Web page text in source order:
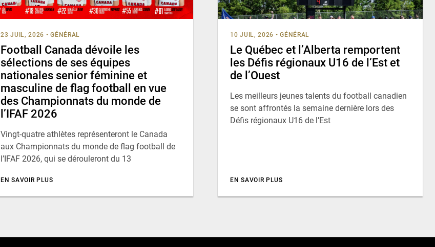
23 JUIL, 2026 • GÉNÉRAL
Football Canada dévoile les
sélections de ses équipes
nationales senior féminine et
masculine de flag football en vue
des Championnats du monde de
l’IFAF 2026
Vingt-quatre athlètes représenteront le Canada
aux Championnats du monde de flag football de
l’IFAF 2026, qui se dérouleront du 13
EN SAVOIR PLUS
10 JUIL, 2026 • GÉNÉRAL
Le Québec et l’Alberta remportent
les Défis régionaux U16 de l’Est et
de l’Ouest
Les meilleurs jeunes talents du football canadien
se sont affrontés la semaine dernière lors des
Défis régionaux U16 de l’Est
EN SAVOIR PLUS